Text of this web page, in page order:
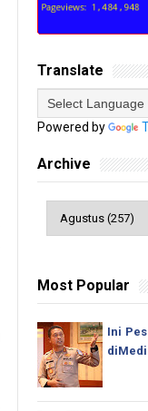
Translate
Powered by
Archive
Most Popular
Ini